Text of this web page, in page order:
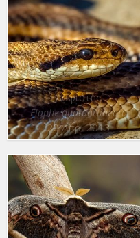
Λαφιάτης
Elaphe quatuorlineata
20 Απρ. 2013